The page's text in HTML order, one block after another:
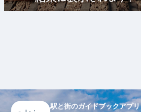
駅と街のガイドブックアプリ